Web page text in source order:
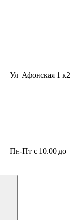
Ул. Афонская 1 к2
Пн-Пт с 10.00 до